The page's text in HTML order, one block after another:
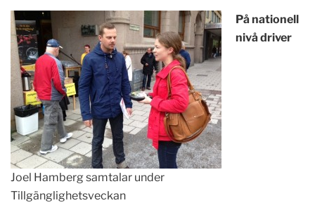
Joel Hamberg samtalar under
Tillgänglighetsveckan
På nationell
nivå driver